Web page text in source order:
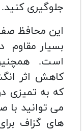
جلوگیری کنید.
بسیار مقاوم
است.
کاهش اثر
که به تمیزی
می توانید با